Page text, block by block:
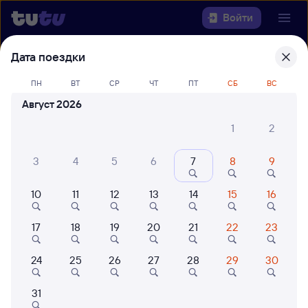
Войти
Выберите день, чтобы найти
билеты Аполлонская — Курганная
Откуда
Кто едет
Найти поезда
Дата поездки
ПН ВТ СР ЧТ ПТ СБ ВС
Август 2026
1
2
3 4 5 6 7 8 9
10 11 12 13 14 15 16
17 18 19 20 21 22 23
24 25 26 27 28 29 30
31